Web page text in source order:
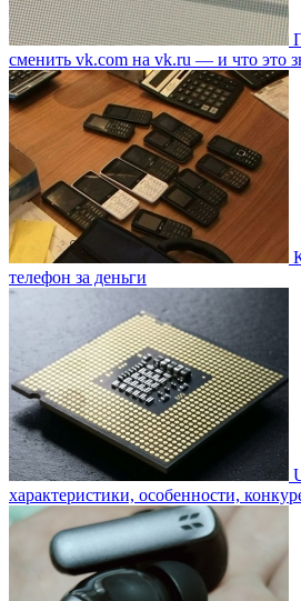
сменить vk.com на vk.ru — и что это
телефон за деньги
характеристики, особенности,